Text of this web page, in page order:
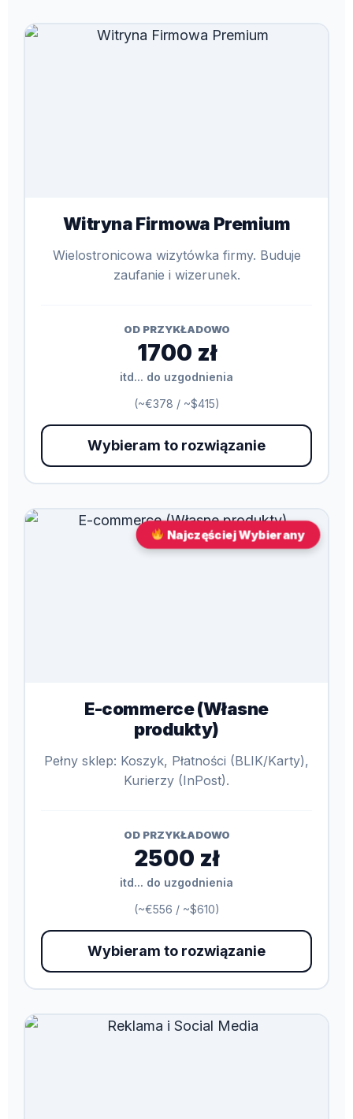
Witryna Firmowa Premium
Wielostronicowa wizytówka firmy. Buduje
zaufanie i wizerunek.
OD PRZYKŁADOWO
1700 zł
itd... do uzgodnienia
(~€378 / ~$415)
Wybieram to rozwiązanie
Najczęściej Wybierany
E-commerce (Własne
produkty)
Pełny sklep: Koszyk, Płatności (BLIK/Karty),
Kurierzy (InPost).
OD PRZYKŁADOWO
2500 zł
itd... do uzgodnienia
(~€556 / ~$610)
Wybieram to rozwiązanie